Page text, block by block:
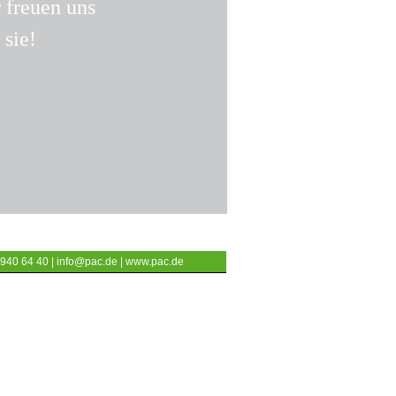
uns
64 40 | info@pac.de www.pac.de